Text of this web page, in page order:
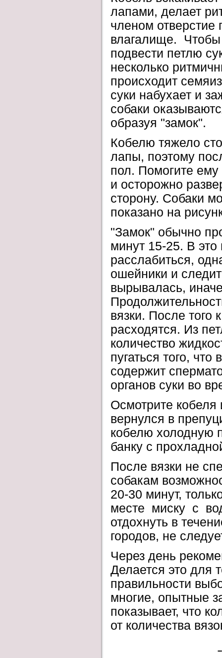
лапами, делает
членом отверстие
влагалище. Чтобы
подвести петлю
несколько
происходит
суки набухает и
собаки
образуя "замок".
Кобелю тяжело
лапы, поэтому
пол. Помогите ему
и осторожно
сторону. Собаки
показано на
"Замок" обычно
минут 15-25. В
расслабиться,
ошейники и
вырывалась,
вязки. После того
расходятся. Из
количество
пугаться того,
содержит
органов суки во
Осмотрите кобеля
вернулся в
кобелю холодную
банку с
После вязки не
собакам
20-30 минут,
месте миску с
отдохнуть в
городов, не
Через день
Делается это для
правильности
многие, опытные
показывает, что
от количества